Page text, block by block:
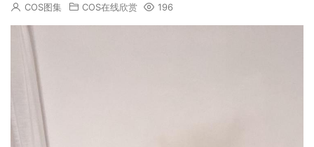
COS图集 COS在线欣赏 196